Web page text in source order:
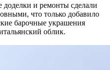
и ремонты сделали
что только добавило
барочные украшения
облик.